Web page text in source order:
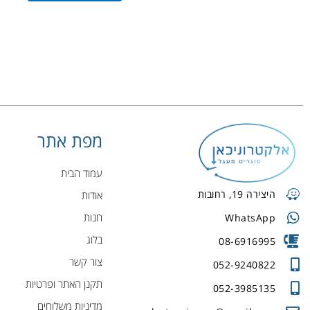
היצירה 19, רחובות
WhatsApp
08-6916995
052-9240822
052-3985135
מפת אתר
עמוד הבית
אודות
חנות
בלוג
צור קשר
תקנן האתר ופרטיות
מדיניות משלוחים